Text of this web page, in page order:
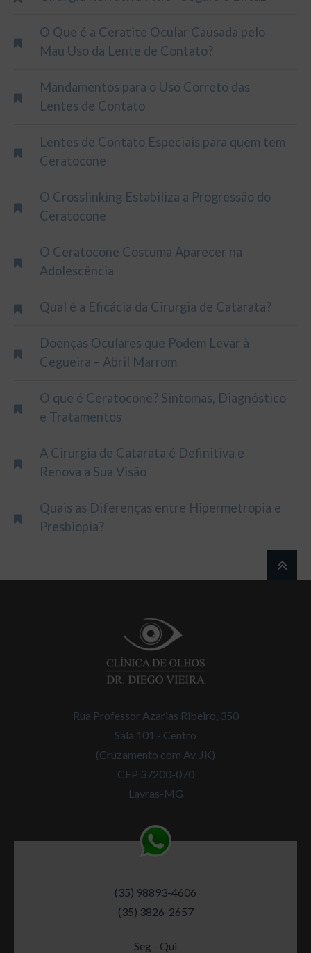
O Que é a Ceratite Ocular Causada pelo
Mau Uso da Lente de Contato?
Mandamentos para o Uso Correto das
Lentes de Contato
Lentes de Contato Especiais para quem tem
Ceratocone
O Crosslinking Estabiliza a Progressão do
Ceratocone
O Ceratocone Costuma Aparecer na
Adolescência
Qual é a Eficácia da Cirurgia de Catarata?
Doenças Oculares que Podem Levar à
Cegueira – Abril Marrom
O que é Ceratocone? Sintomas, Diagnóstico
e Tratamentos
A Cirurgia de Catarata é Definitiva e
Renova a Sua Visão
Quais as Diferenças entre Hipermetropia e
Presbiopia?
Rua Professor Azarias Ribeiro, 350
Sala 101 - Centro
(Cruzamento com Av. JK)
CEP 37200-070
Lavras-MG
(35) 98893-4606
(35) 3826-2657
Seg - Qui